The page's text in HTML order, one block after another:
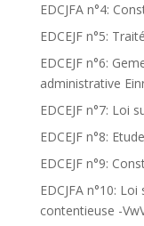
EDCJFA n°4:
EDCEJF n°5:
EDCEJF n°6:
administrative
EDCEJF n°7: Loi
EDCEJF n°8:
EDCEJF n°9:
EDCJFA n°10:
contentieuse -